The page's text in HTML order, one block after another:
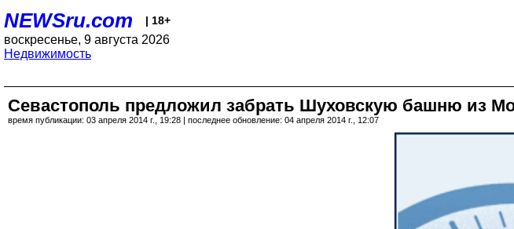
NEWSru.com | 18+
воскресенье, 9 августа 2026
Недвижимость
Севастополь предложил забрать Шуховскую башню из
время публикации: 03 апреля 2014 г., 19:28 | последнее обновление: 04 апреля 2014 г., 12:07